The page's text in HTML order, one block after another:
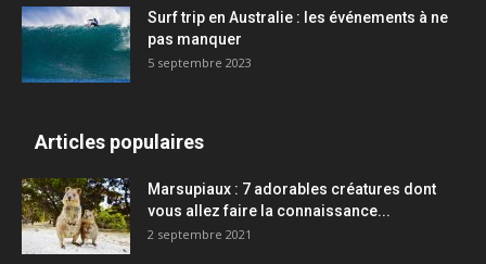
Surf trip en Australie : les événements à ne
pas manquer
5 septembre 2023
Articles populaires
Marsupiaux : 7 adorables créatures dont
vous allez faire la connaissance...
2 septembre 2021